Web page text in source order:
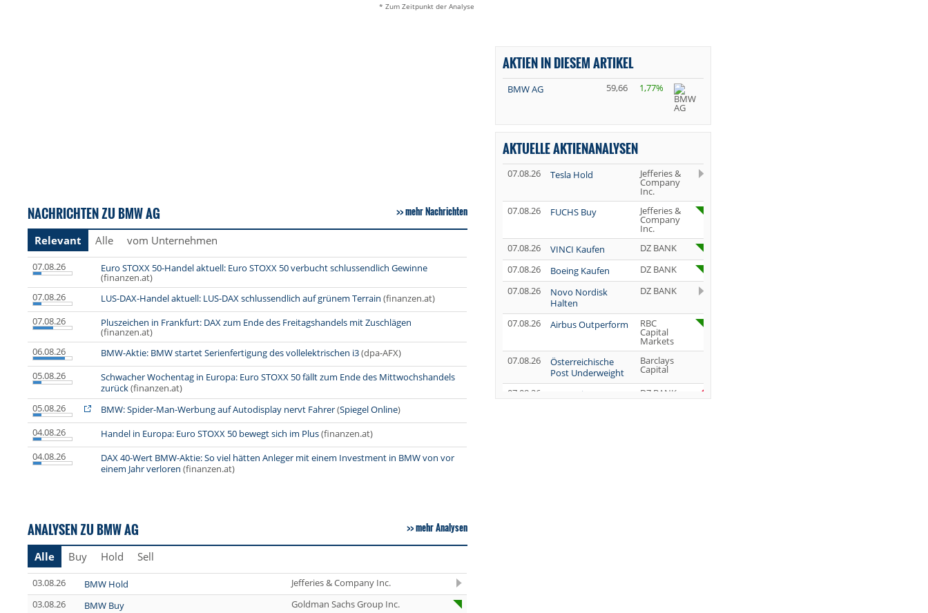
* Zum Zeitpunkt der Analyse
NACHRICHTEN ZU BMW AG mehr Nachrichten
Relevant Alle vom Unternehmen
07.08.26 Euro STOXX 50-Handel aktuell: Euro STOXX 50 verbucht schlussendlich Gewinne
(finanzen.at)
07.08.26
LUS-DAX-Handel aktuell: LUS-DAX schlussendlich auf grünem Terrain (finanzen.at)
07.08.26
Pluszeichen in Frankfurt: DAX zum Ende des Freitagshandels mit Zuschlägen
(finanzen.at)
06.08.26
BMW-Aktie: BMW startet Serienfertigung des vollelektrischen i3(dpa-AFX)
05.08.26
Schwacher Wochentag in Europa: Euro STOXX 50 fällt zum Ende des Mittwochshandels
zurück(finanzen.at)
05.08.26
BMW: Spider-Man-Werbung auf Autodisplay nervt Fahrer(Spiegel Online)
04.08.26
Handel in Europa: Euro STOXX 50 bewegt sich im Plus(finanzen.at)
04.08.26
DAX 40-Wert BMW-Aktie: So viel hätten Anleger mit einem Investment in BMW von vor
einem Jahr verloren (finanzen.at)
ANALYSEN ZU BMW AG mehr Analysen
Alle Buy Hold Sell
03.08.26 BMW Hold
Jefferies & Company Inc.
03.08.26
BMW Buy
Goldman Sachs Group Inc.
AKTIEN IN DIESEM ARTIKEL
BMW AG 59,66 1,77%
AKTUELLE AKTIENANALYSEN
07.08.26 Tesla Hold Jefferies &
Company
Inc.
07.08.26
FUCHS Buy Jefferies &
Company
Inc.
07.08.26
VINCI Kaufen
DZ BANK
07.08.26
Boeing Kaufen
DZ BANK
07.08.26
Novo Nordisk
Halten
DZ BANK
07.08.26 Airbus Outperform RBC
Capital
Markets
07.08.26
Österreichische
Post Underweight
Barclays
Capital
07.08.26
SUSS MicroTec
DZ BANK